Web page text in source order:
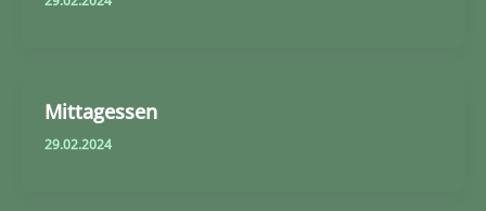
Mittagessen
29.02.2024